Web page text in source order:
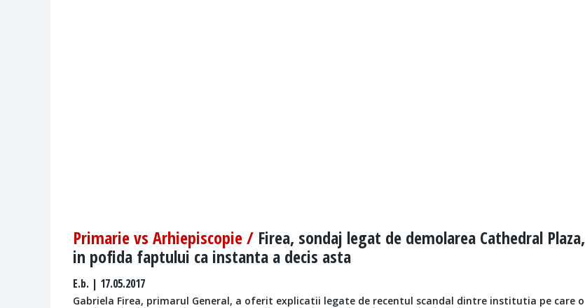
Primarie vs Arhiepiscopie / Firea, sondaj legat de demolarea Cathedral Plaza,
in pofida faptului ca instanta a decis asta
E.b. | 17.05.2017
Gabriela Firea, primarul General, a oferit explicatii legate de recentul scandal dintre institutia pe care o